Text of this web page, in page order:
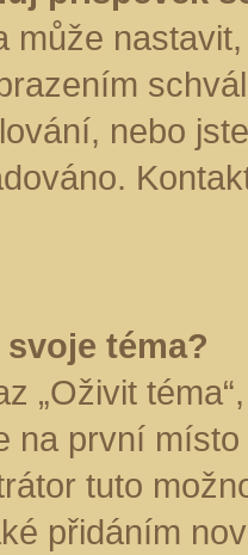
může
nebo
téma?
„Oživit
na první
tuto
přidáním